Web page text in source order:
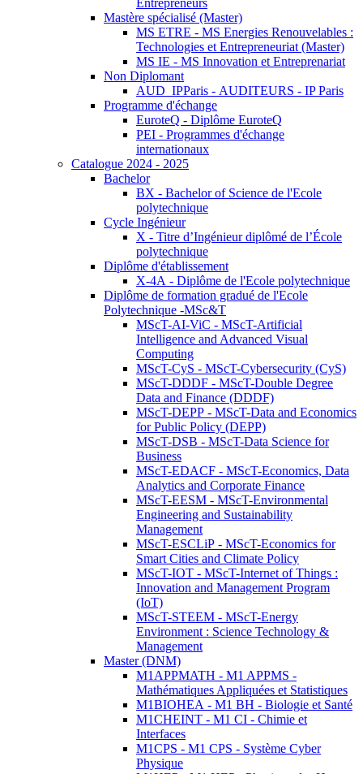
Entrepreneurs
Mastère spécialisé (Master)
MS ETRE - MS Energies Renouvelables :
Technologies et Entrepreneuriat (Master)
MS IE - MS Innovation et Entreprenariat
Non Diplomant
AUD_IPParis - AUDITEURS - IP Paris
Programme d'échange
EuroteQ - Diplôme EuroteQ
PEI - Programmes d'échange
internationaux
Catalogue 2024 - 2025
Bachelor
BX - Bachelor of Science de l'Ecole
polytechnique
Cycle Ingénieur
X - Titre d’Ingénieur diplômé de l’École
polytechnique
Diplôme d'établissement
X-4A - Diplôme de l'Ecole polytechnique
Diplôme de formation gradué de l'Ecole
Polytechnique -MSc&T
MScT-AI-ViC - MScT-Artificial
Intelligence and Advanced Visual
Computing
MScT-CyS - MScT-Cybersecurity (CyS)
MScT-DDDF - MScT-Double Degree
Data and Finance (DDDF)
MScT-DEPP - MScT-Data and Economics
for Public Policy (DEPP)
MScT-DSB - MScT-Data Science for
Business
MScT-EDACF - MScT-Economics, Data
Analytics and Corporate Finance
MScT-EESM - MScT-Environmental
Engineering and Sustainability
Management
MScT-ESCLiP - MScT-Economics for
Smart Cities and Climate Policy
MScT-IOT - MScT-Internet of Things :
Innovation and Management Program
(IoT)
MScT-STEEM - MScT-Energy
Environment : Science Technology &
Management
Master (DNM)
M1APPMATH - M1 APPMS -
Mathématiques Appliquées et Statistiques
M1BIOHEA - M1 BH - Biologie et Santé
M1CHEINT - M1 CI - Chimie et
Interfaces
M1CPS - M1 CPS - Système Cyber
Physique